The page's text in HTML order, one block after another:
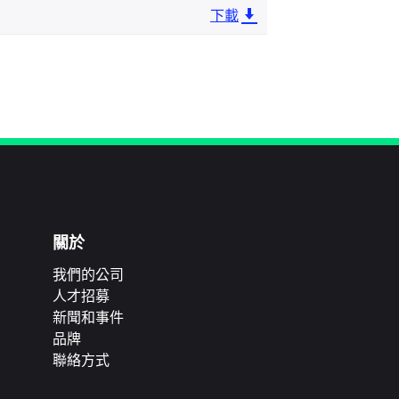
下載
關於
我們的公司
人才招募
新聞和事件
品牌
聯絡方式